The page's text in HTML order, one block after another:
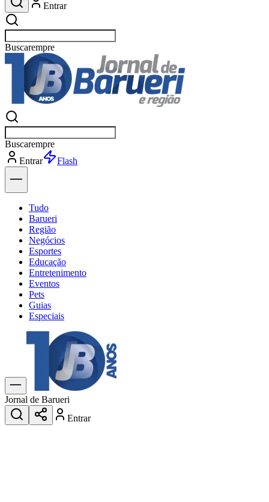
Entrar
Buscarpo
Buscarpo
Entrar
Explorar
Tudo
Barueri
Região
Negócios
Esportes
Educação
Entretenimento
Eventos
Pets
Guias
Especiais
Explore Tudo
Últimas Notícias
Previsão do Tempo
Trânsito e Rotas
Dia a Dia & Lazer
Transportes
Gastronomia
Jornal de Barueri
Entrar